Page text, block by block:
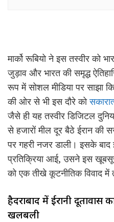
मार्को रूबियो ने इस तस्वीर को
जुड़ाव और भारत की समृद्ध
रूप में सोशल मीडिया पर साझा
की ओर से भी इस दौरे को
जैसे ही यह तस्वीर डिजिटल
से हजारों मील दूर बैठे ईरान
पर गहरी नजर डाली। इसके
प्रतिक्रिया आई, उसने इस
को एक तीखे कूटनीतिक विवाद में
हैदराबाद में ईरानी दूतावास
खलबली